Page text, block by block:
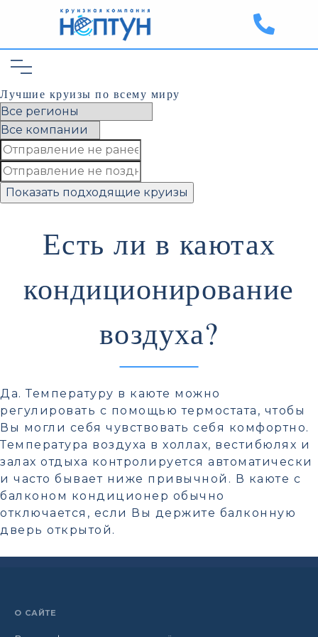
Лучшие круизы по всему миру
Показать подходящие круизы
Есть ли в каютах
кондиционирование
воздуха?
Да. Температуру в каюте можно
регулировать с помощью термостата, чтобы
Вы могли себя чувствовать себя комфортно.
Температура воздуха в холлах, вестибюлях и
залах отдыха контролируется автоматически
и часто бывает ниже привычной. В каюте с
балконом кондиционер обычно
отключается, если Вы держите балконную
дверь открытой.
О САЙТЕ